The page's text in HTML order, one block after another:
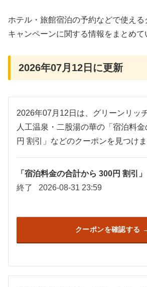
ホテル・旅館宿泊の予約などで使える
キャンペーンに関する情報をまとめて
2026年07月12日に更新
2026年07月12日は、グリーンリッ
人工温泉・二股湯の華の「宿泊料
円 割引」などのクーポンを見つけま
「宿泊料金の合計から 300円 割引」
終了
2026-08-31 23:59
クーポンを確認する